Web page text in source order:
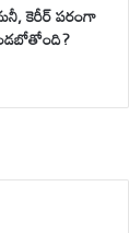
కెరీర్ పరంగా